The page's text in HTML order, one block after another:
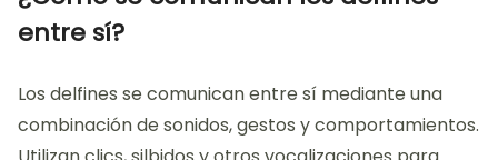
entre sí?
Los delfines se comunican entre sí mediante una
combinación de sonidos, gestos y comportamientos.